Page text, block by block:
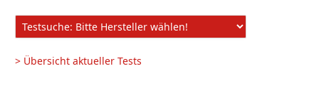
> Übersicht aktueller Tests